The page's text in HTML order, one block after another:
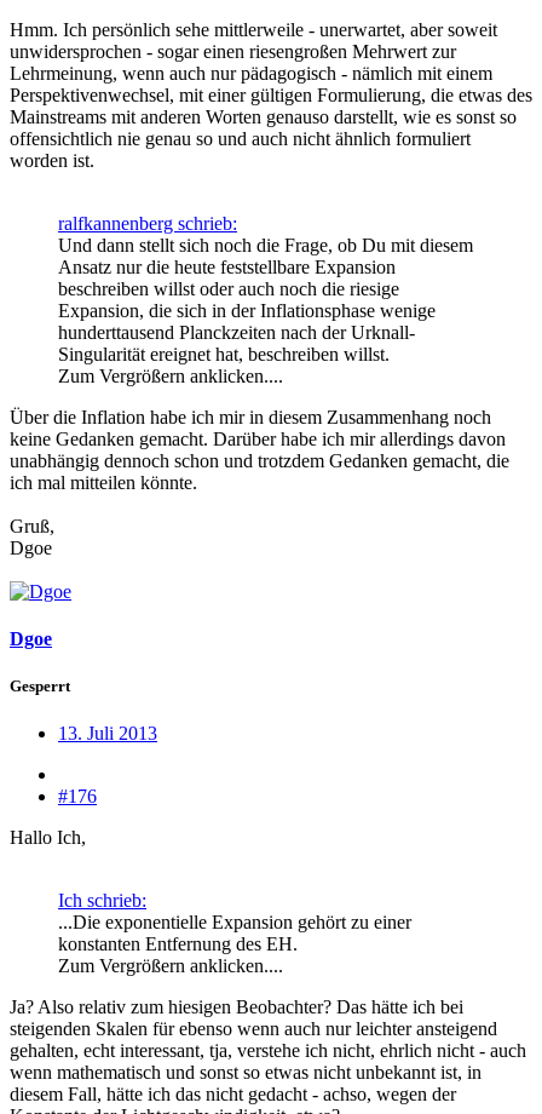
Hmm. Ich persönlich sehe mittlerweile - unerwartet, aber soweit
unwidersprochen - sogar einen riesengroßen Mehrwert zur
Lehrmeinung, wenn auch nur pädagogisch - nämlich mit einem
Perspektivenwechsel, mit einer gültigen Formulierung, die etwas des
Mainstreams mit anderen Worten genauso darstellt, wie es sonst so
offensichtlich nie genau so und auch nicht ähnlich formuliert
worden ist.
ralfkannenberg schrieb:
Und dann stellt sich noch die Frage, ob Du mit diesem
Ansatz nur die heute feststellbare Expansion
beschreiben willst oder auch noch die riesige
Expansion, die sich in der Inflationsphase wenige
hunderttausend Planckzeiten nach der Urknall-
Singularität ereignet hat, beschreiben willst.
Zum Vergrößern anklicken....
Über die Inflation habe ich mir in diesem Zusammenhang noch
keine Gedanken gemacht. Darüber habe ich mir allerdings davon
unabhängig dennoch schon und trotzdem Gedanken gemacht, die
ich mal mitteilen könnte.
Gruß,
Dgoe
Dgoe
Gesperrt
13. Juli 2013
#176
Hallo Ich,
Ich schrieb:
...Die exponentielle Expansion gehört zu einer
konstanten Entfernung des EH.
Zum Vergrößern anklicken....
Ja? Also relativ zum hiesigen Beobachter? Das hätte ich bei
steigenden Skalen für ebenso wenn auch nur leichter ansteigend
gehalten, echt interessant, tja, verstehe ich nicht, ehrlich nicht - auch
wenn mathematisch und sonst so etwas nicht unbekannt ist, in
diesem Fall, hätte ich das nicht gedacht - achso, wegen der